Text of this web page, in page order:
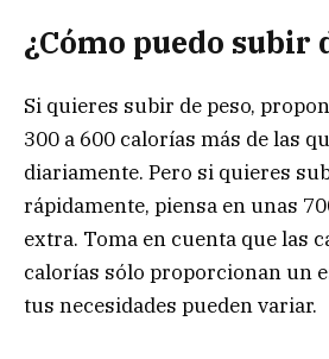
¿Cómo puedo subir
Si quieres subir de peso,
300 a 600 calorías más de las
diariamente. Pero si quieres
rápidamente, piensa en unas
extra. Toma en cuenta que las
calorías sólo proporcionan un
tus necesidades pueden variar.